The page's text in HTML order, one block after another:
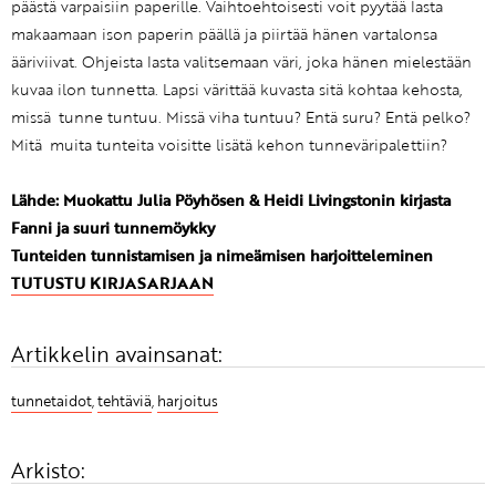
päästä varpaisiin paperille. Vaihtoehtoisesti voit pyytää lasta
makaamaan ison paperin päällä ja piirtää hänen vartalonsa
ääriviivat. Ohjeista lasta valitsemaan väri, joka hänen mielestään
kuvaa ilon tunnetta. Lapsi värittää kuvasta sitä kohtaa kehosta,
missä tunne tuntuu. Missä viha tuntuu? Entä suru? Entä pelko?
Mitä muita tunteita voisitte lisätä kehon tunneväripalettiin?
Lähde: Muokattu Julia Pöyhösen & Heidi Livingstonin kirjasta
Fanni ja suuri tunnemöykky
Tunteiden tunnistamisen ja nimeämisen harjoitteleminen
TUTUSTU KIRJASARJAAN
Artikkelin avainsanat:
tunnetaidot,tehtäviä, harjoitus
Arkisto: